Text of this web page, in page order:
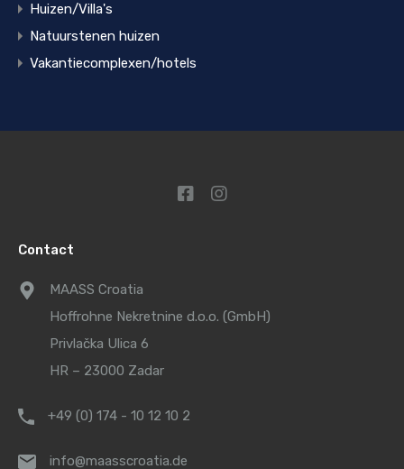
Huizen/Villa's
Natuurstenen huizen
Vakantiecomplexen/hotels
Contact
MAASS Croatia
Hoffrohne Nekretnine d.o.o. (GmbH)
Privlačka Ulica 6
HR – 23000 Zadar
+49 (0) 174 - 10 12 10 2
info@maasscroatia.de